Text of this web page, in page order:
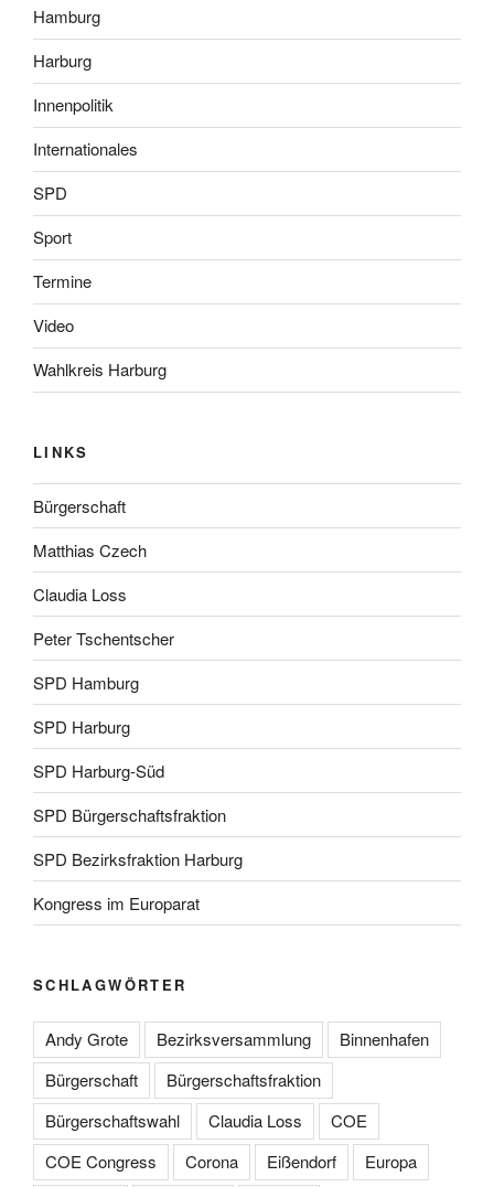
Hamburg
Harburg
Innenpolitik
Internationales
SPD
Sport
Termine
Video
Wahlkreis Harburg
LINKS
Bürgerschaft
Matthias Czech
Claudia Loss
Peter Tschentscher
SPD Hamburg
SPD Harburg
SPD Harburg-Süd
SPD Bürgerschaftsfraktion
SPD Bezirksfraktion Harburg
Kongress im Europarat
SCHLAGWÖRTER
Andy Grote Bezirksversammlung
Binnenhafen
Bürgerschaft
Bürgerschaftsfraktion
Bürgerschaftswahl
Claudia Loss
COE
COE Congress
Corona Eißendorf
Europa